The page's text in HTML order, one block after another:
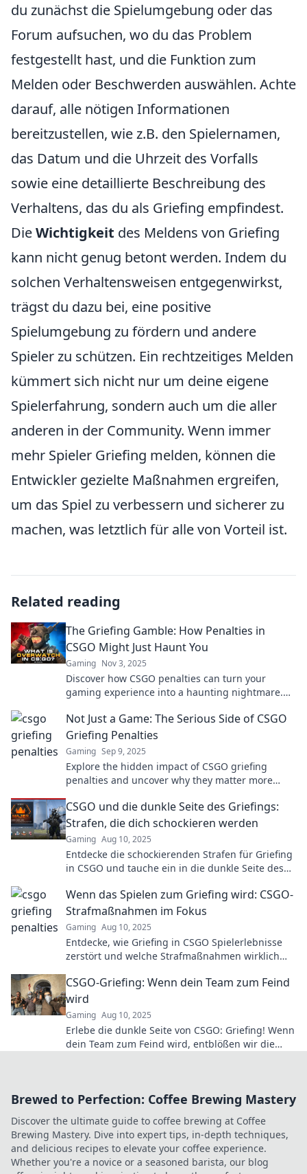
du zunächst die Spielumgebung oder das
Forum aufsuchen, wo du das Problem
festgestellt hast, und die Funktion zum
Melden oder Beschwerden auswählen. Achte
darauf, alle nötigen Informationen
bereitzustellen, wie z.B. den Spielernamen,
das Datum und die Uhrzeit des Vorfalls
sowie eine detaillierte Beschreibung des
Verhaltens, das du als Griefing empfindest.
DieWichtigkeit des Meldens von Griefing
kann nicht genug betont werden. Indem du
solchen Verhaltensweisen entgegenwirkst,
trägst du dazu bei, eine positive
Spielumgebung zu fördern und andere
Spieler zu schützen. Ein rechtzeitiges Melden
kümmert sich nicht nur um deine eigene
Spielerfahrung, sondern auch um die aller
anderen in der Community. Wenn immer
mehr Spieler Griefing melden, können die
Entwickler gezielte Maßnahmen ergreifen,
um das Spiel zu verbessern und sicherer zu
machen, was letztlich für alle von Vorteil ist.
Related reading
The Griefing Gamble: How Penalties in
CSGO Might Just Haunt You
Gaming Nov 3, 2025
Discover how CSGO penalties can turn your
gaming experience into a haunting nightmare.
Not Just a Game: The Serious Side of CSGO
Griefing Penalties
Gaming Sep 9, 2025
Explore the hidden impact of CSGO griefing
penalties and uncover why they matter more
CSGO und die dunkle Seite des Griefings:
Strafen, die dich schockieren werden
Gaming Aug 10, 2025
Entdecke die schockierenden Strafen für Griefing
in CSGO und tauche ein in die dunkle Seite des
Wenn das Spielen zum Griefing wird: CSGO-
Strafmaßnahmen im Fokus
Gaming Aug 10, 2025
Entdecke, wie Griefing in CSGO Spielerlebnisse
zerstört und welche Strafmaßnahmen wirklich
CSGO-Griefing: Wenn dein Team zum Feind
wird
Gaming Aug 10, 2025
Erlebe die dunkle Seite von CSGO: Griefing! Wenn
dein Team zum Feind wird, entblößen wir die
Brewed to Perfection: Coffee Brewing Mastery
Discover the ultimate guide to coffee brewing at Coffee
Brewing Mastery. Dive into expert tips, in-depth techniques,
and delicious recipes to elevate your coffee experience.
Whether you're a novice or a seasoned barista, our blog